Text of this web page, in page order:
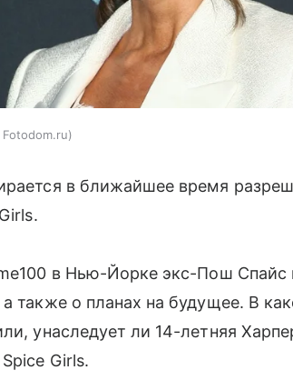
Fotodom.ru
в ближайшее время
в Нью-Йорке экс-Пош Спайс
также о планах на будущее. В
унаследует ли 14-летняя
Girls.